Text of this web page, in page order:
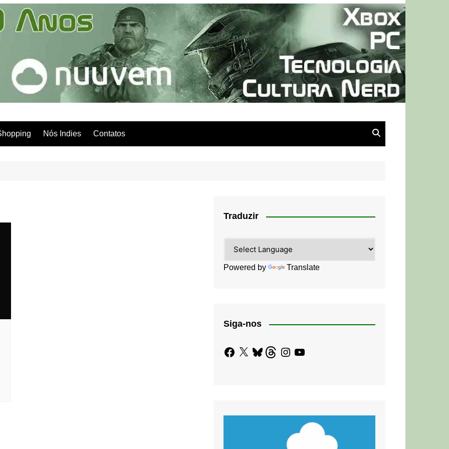
Nós Indies Contatos
Traduzir
Powered by Translate
Siga-nos
Facebook
X BlueskyThreadsInstagram
YouTube